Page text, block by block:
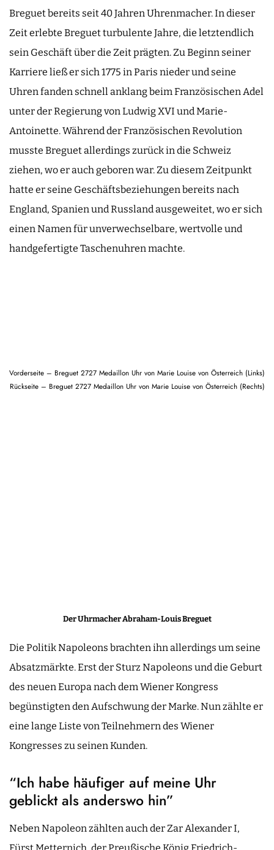
Breguet bereits seit 40 Jahren Uhrenmacher. In dieser
Zeit erlebte Breguet turbulente Jahre, die letztendlich
sein Geschäft über die Zeit prägten. Zu Beginn seiner
Karriere ließ er sich 1775 in Paris nieder und seine
Uhren fanden schnell anklang beim Französischen Adel
unter der Regierung von Ludwig XVI und Marie-
Antoinette. Während der Französischen Revolution
musste Breguet allerdings zurück in die Schweiz
ziehen, wo er auch geboren war. Zu diesem Zeitpunkt
hatte er seine Geschäftsbeziehungen bereits nach
England, Spanien und Russland ausgeweitet, wo er sich
einen Namen für unverwechselbare, wertvolle und
handgefertigte Taschenuhren machte.
Vorderseite – Breguet 2727 Medaillon Uhr von Marie Louise von Österreich (Links)
Rückseite – Breguet 2727 Medaillon Uhr von Marie Louise von Österreich (Rechts)
Der Uhrmacher Abraham-Louis Breguet
Die Politik Napoleons brachten ihn allerdings um seine
Absatzmärkte. Erst der Sturz Napoleons und die Geburt
des neuen Europa nach dem Wiener Kongress
begünstigten den Aufschwung der Marke. Nun zählte er
eine lange Liste von Teilnehmern des Wiener
Kongresses zu seinen Kunden.
“Ich habe häufiger auf meine Uhr
geblickt als anderswo hin”
Neben Napoleon zählten auch der Zar Alexander I,